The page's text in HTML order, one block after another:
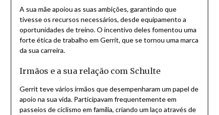
A sua mãe apoiou as suas ambições, garantindo que
tivesse os recursos necessários, desde equipamento a
oportunidades de treino. O incentivo deles fomentou uma
forte ética de trabalho em Gerrit, que se tornou uma marca
da sua carreira.
Irmãos e a sua relação com Schulte
Gerrit teve vários irmãos que desempenharam um papel de
apoio na sua vida. Participavam frequentemente em
passeios de ciclismo em família, criando um laço através de